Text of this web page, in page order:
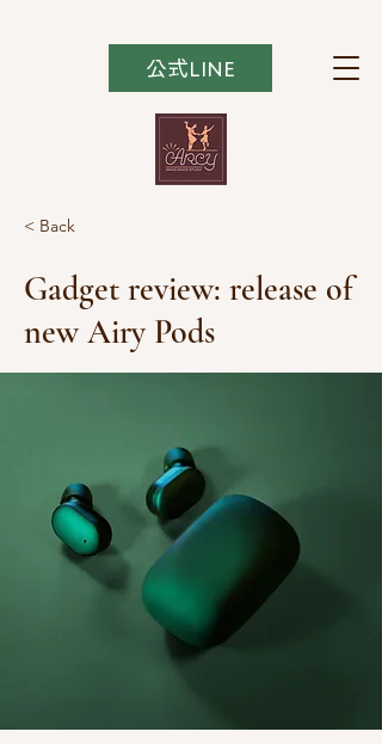
公式LINE
< Back
Gadget review: release of
new Airy Pods